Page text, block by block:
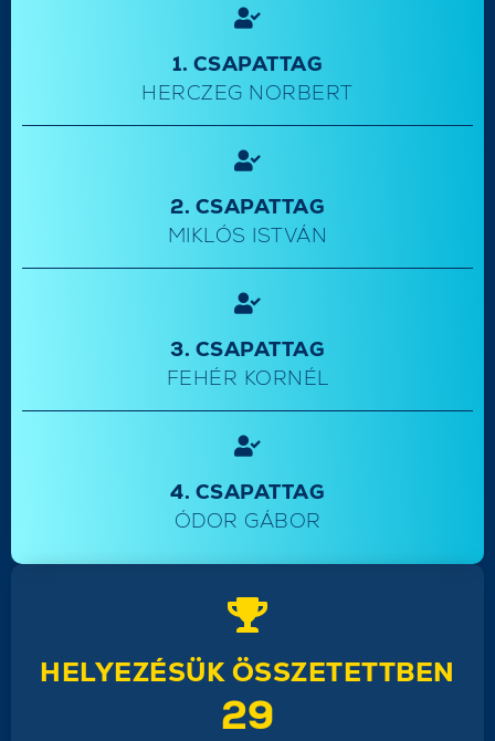
1. CSAPATTAG
HERCZEG NORBERT
2. CSAPATTAG
MIKLÓS ISTVÁN
3. CSAPATTAG
FEHÉR KORNÉL
4. CSAPATTAG
ÓDOR GÁBOR
HELYEZÉSÜK ÖSSZETETTBEN
29